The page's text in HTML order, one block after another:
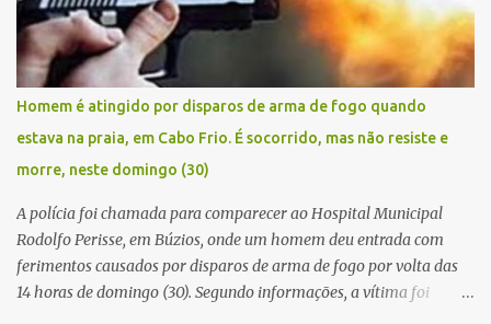
baleado foi identificado como Claudio Bastos, conhecido no meio
político.
Homem é atingido por disparos de arma de fogo quando
estava na praia, em Cabo Frio. É socorrido, mas não resiste e
morre, neste domingo (30)
A polícia foi chamada para comparecer ao Hospital Municipal
Rodolfo Perisse, em Búzios, onde um homem deu entrada com
ferimentos causados por disparos de arma de fogo por volta das
14 horas de domingo (30). Segundo informações, a vítima foi